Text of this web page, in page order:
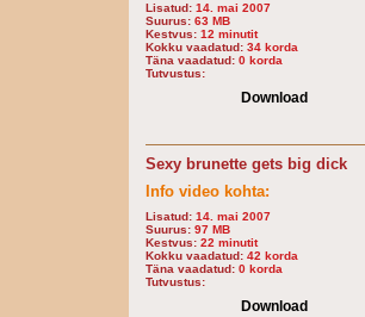
Lisatud: 14. mai 2007
Suurus: 63 MB
Kestvus: 12 minutit
Kokku vaadatud: 34 korda
Täna vaadatud: 0 korda
Tutvustus:
Download
Sexy brunette gets big dick
Info video kohta:
Lisatud: 14. mai 2007
Suurus: 97 MB
Kestvus: 22 minutit
Kokku vaadatud: 42 korda
Täna vaadatud: 0 korda
Tutvustus:
Download